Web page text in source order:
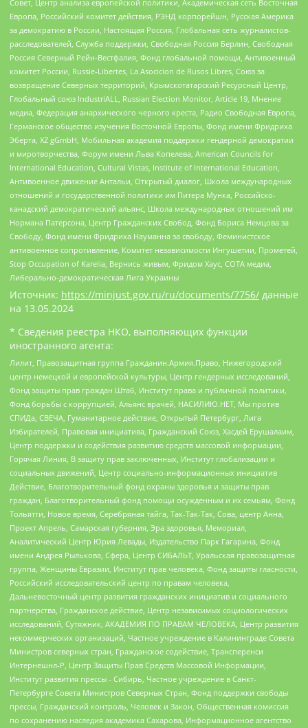
Совет, Центр анализа европейской политики, Академическая сеть Восточная
Европа, Российский комитет действия, РЭНД корпорейшн, Русская Америка
за демократию в России, Настоящая Россия, Глобальная сеть журналистов-
расследователей, Служба поддержки, Свободная Россия Берлин, Свободная
Россия Северный Рейн-Вестфалия, Фонд глобальной помощи, Антивоенный
комитет России, Russie-Libertes, La Asocicion de Rusos Libres, Союз за
возвращение Северных территорий, Крымскотатарский Ресурсный Центр,
Глобальный союз IndustriALL, Russian Election Monitor, Article 19, Мнение
медиа, Федерация анархического черного креста, Радио Свободная Европа,
Германское общество изучения Восточной Европы, Фонд имени Фридриха
Эберта, XZ gGmbH, Мобильная академия поддержки гендерной демократии
и миротворчества, Форум имени Льва Копелева, American Councils for
International Education, Cultural Vistas, Institute of International Education,
Антивоенное движение Антальи, Открытый диалог, Школа международных
отношений и государственной политики им Питера Мунка, Российско-
канадский демократический альянс, Школа международных отношений им
Нормана Патерсона, Центр Гражданских Свобод, Фонд Бориса Немцова за
Свободу, Фонд имени Фридриха Науманна за свободу, Феминистское
антивоенное сопротивление, Комитет независимости Ингушетии, Прометей,
Stop Occupation of Karelia, Вернись живым, Фридом Хаус, СОТА медиа,
Либерально-демократическая Лига Украины
Источник: https://minjust.gov.ru/ru/documents/7756/ данные
на 13.05.2024
* Сведения реестра НКО, выполняющих функции
иностранного агента:
Лилит, Правозащитная группа Гражданин.Армия.Право, Нижегородский
центр немецкой и европейской культуры, Центр гендерных исследований,
Фонд защиты прав граждан Штаб, Институт права и публичной политики,
Фонд борьбы с коррупцией, Альянс врачей, НАСИЛИЮ.НЕТ, Мы против
СПИДа, СВЕЧА, Гуманитарное действие, Открытый Петербург, Лига
Избирателей, Правовая инициатива, Гражданский Союз, Хасдей Ерушалаим,
Центр поддержки и содействия развитию средств массовой информации,
Горячая Линия, В защиту прав заключенных, Институт глобализации и
социальных движений, Центр социально-информационных инициатив
Действие, Благотворительный фонд охраны здоровья и защиты прав
граждан, Благотворительный фонд помощи осужденным и их семьям, Фонд
Тольятти, Новое время, Серебряная тайга, Так-Так-Так, Сова, центр Анна,
Проект Апрель, Самарская губерния, Эра здоровья, Мемориал,
Аналитический Центр Юрия Левады, Издательство Парк Гагарина, Фонд
имени Андрея Рылькова, Сфера, Центр СИБАЛЬТ, Уральская правозащитная
группа, Женщины Евразии, Институт прав человека, Фонд защиты гласности,
Российский исследовательский центр по правам человека,
Дальневосточный центр развития гражданских инициатив и социального
партнерства, Гражданское действие, Центр независимых социологических
исследований, Сутяжник, АКАДЕМИЯ ПО ПРАВАМ ЧЕЛОВЕКА, Центр развития
некоммерческих организаций, Частное учреждение в Калининграде Совета
Министров северных стран, Гражданское содействие, Трансперенси
Интернешнл-Р, Центр Защиты Прав Средств Массовой Информации,
Институт развития прессы - Сибирь, Частное учреждение в Санкт-
Петербурге Совета Министров Северных Стран, Фонд поддержки свободы
прессы, Гражданский контроль, Человек и Закон, Общественная комиссия
по сохранению наследия академика Сахарова, Информационное агентство